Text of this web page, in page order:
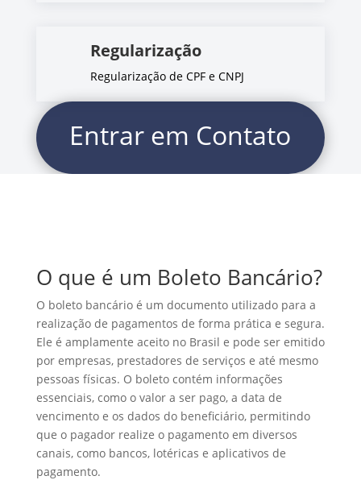
Regularização
Regularização de CPF e CNPJ
Entrar em Contato
O que é um Boleto Bancário?
O boleto bancário é um documento utilizado para a
realização de pagamentos de forma prática e segura.
Ele é amplamente aceito no Brasil e pode ser emitido
por empresas, prestadores de serviços e até mesmo
pessoas físicas. O boleto contém informações
essenciais, como o valor a ser pago, a data de
vencimento e os dados do beneficiário, permitindo
que o pagador realize o pagamento em diversos
canais, como bancos, lotéricas e aplicativos de
pagamento.